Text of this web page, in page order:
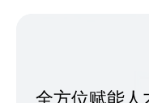
全方位赋能人